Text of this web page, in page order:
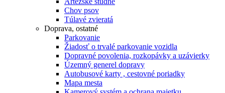
Chov psov
Túlavé zvieratá
Doprava, ostatné
Parkovanie
Žiadosť o trvalé parkovanie vozidla
Dopravné povolenia, rozkopávky a uzávierky
Územný generel dopravy
Autobusové karty , cestovné poriadky
Mapa mesta